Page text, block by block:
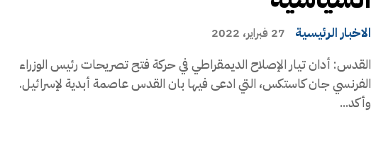
الاخبار الرئيسية 27 فبراير، 2022
القدس: أدان تيار الإصلاح الديمقراطي في حركة فتح تصريحات رئيس الوزراء
الفرنسي جان كاستكس، التي ادعى فيها بان القدس عاصمة أبدية لإسرائيل.
وأكد...